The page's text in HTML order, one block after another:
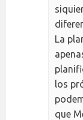
La
los
que